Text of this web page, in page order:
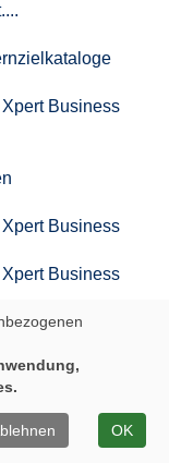
Business
Business
Business
Business
Business
BAföG
OK